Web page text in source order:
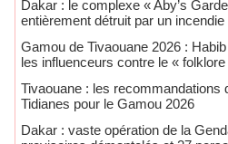
Dakar : le complexe « Aby’s
entièrement détruit par un incendie
Gamou de Tivaouane 2026 :
les influenceurs contre le « folklore
Tivaouane : les recommandations
Tidianes pour le Gamou 2026
Dakar : vaste opération de la